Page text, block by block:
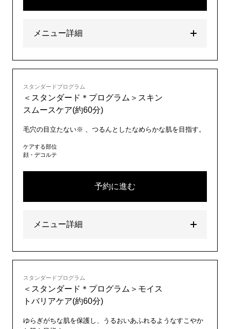
メニュー詳細
スタンダードプログラム
＜スタンダード＊プログラム＞スキン
スムースケア(約60分)
毛穴の目立たない※ 、つるんとしたなめらかな肌を目指す。
ケアする部位
顔・デコルテ
予約に進む
メニュー詳細
スタンダードプログラム
＜スタンダード＊プログラム＞モイス
トバリアケア(約60分)
ゆらぎがちな肌を保護し、うるおいあふれるようなすこやか